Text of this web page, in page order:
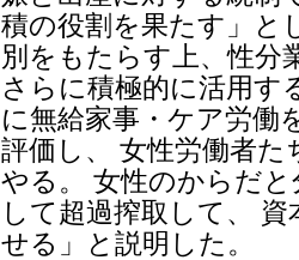
積の役割を果たす」と
別をもたらす上、性分
さらに積極的に活用す
に無給家事・ケア労働
評価し、 女性労働者
やる。 女性のからだ
して超過搾取して、
せる」と説明した。